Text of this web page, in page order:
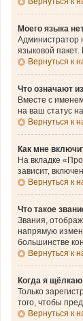
Моего языка
Администратор
языковой
Вернуться к
Что означают
Вместе с
на ваш статус
Вернуться к
Как мне
На вкладке
зависит,
Вернуться к
Что такое
Звания,
напрямую
большинстве
Вернуться к
Когда я
Только
того, чтобы
Вернуться к